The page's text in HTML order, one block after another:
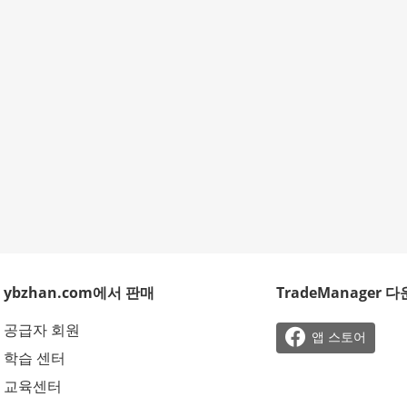
ybzhan.com에서 판매
공급자 회원
학습 센터
교육센터
TradeManager 다
 앱 스토어